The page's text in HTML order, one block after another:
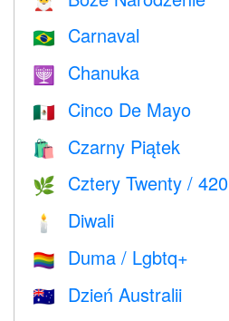
🇧🇷 Carnaval
🕎 Chanuka
🇲🇽 Cinco De Mayo
🛍 Czarny Piątek
🌿 Cztery Twenty / 420
🕯 Diwali
🏳️‍🌈 Duma / Lgbtq+
🇦🇺 Dzień Australii